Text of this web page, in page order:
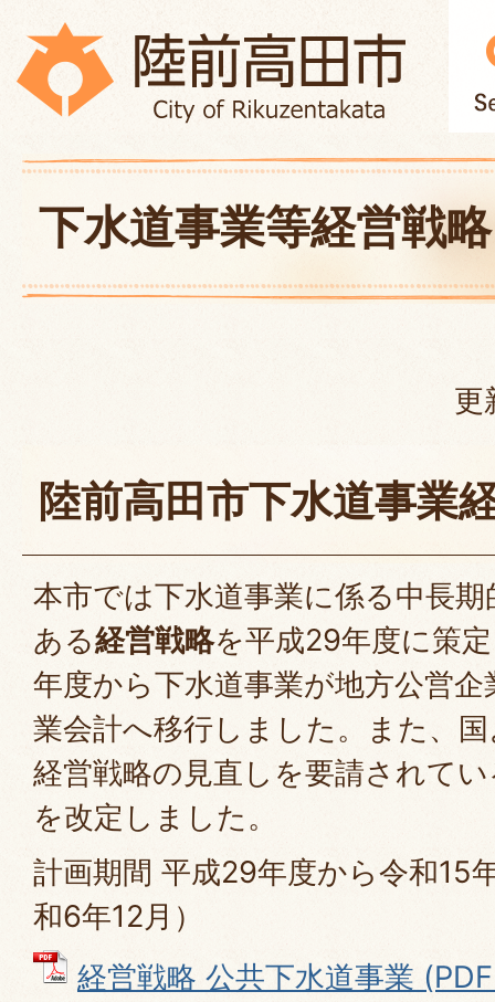
下水道事業等経営戦略
更
陸前高田市下水道事業
本市では下水道事業に係る中長
ある経営戦略を平成29年度に策
年度から下水道事業が地方公営
業会計へ移行しました。また、
経営戦略の見直しを要請されて
を改定しました。
計画期間 平成29年度から令和15
和6年12月）
経営戦略 公共下水道事業